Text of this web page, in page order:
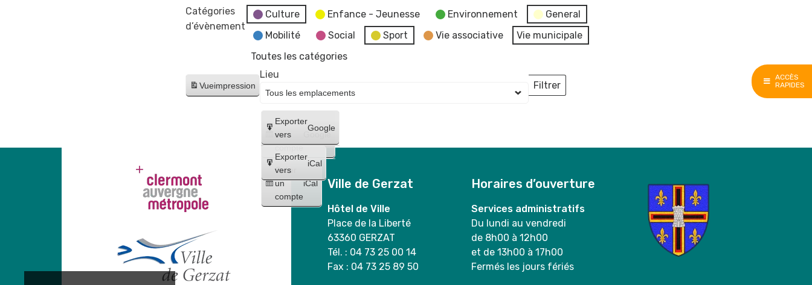
ACCÈS
RAPIDES
Catégories
d’évènement
Culture Enfance - Jeunesse Environnement
General
Mobilité
Social Sport Vie associative
Vie municipale
Toutes les catégories
Vueimpression
Créer
un
compte
Google
Créer
un
compte
iCal
Exporter
vers
Google
Exporter
vers
iCal
Lieu
Filtrer
Lieux
Ville de Gerzat
Hôtel de Ville
Place de la Liberté
63360 GERZAT
Tél. : 04 73 25 00 14
Fax : 04 73 25 89 50
Horaires d’ouverture
Services administratifs
Du lundi au vendredi
de 8h00 à 12h00
et de 13h00 à 17h00
Fermés les jours fériés